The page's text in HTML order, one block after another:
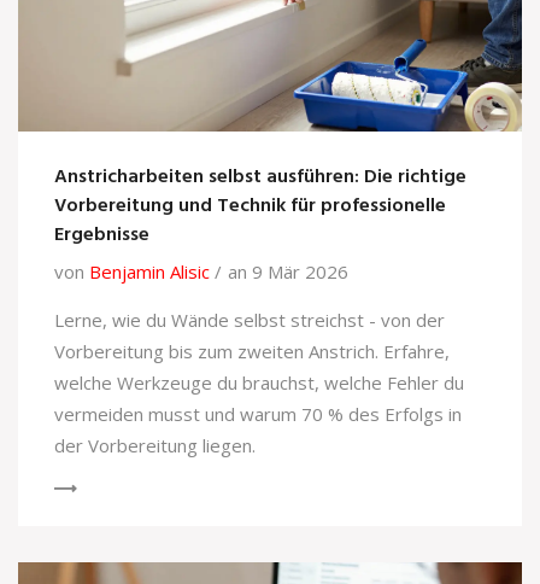
Anstricharbeiten selbst ausführen: Die richtige
Vorbereitung und Technik für professionelle
Ergebnisse
von Benjamin Alisic
an 9 Mär 2026
Lerne, wie du Wände selbst streichst - von der
Vorbereitung bis zum zweiten Anstrich. Erfahre,
welche Werkzeuge du brauchst, welche Fehler du
vermeiden musst und warum 70 % des Erfolgs in
der Vorbereitung liegen.